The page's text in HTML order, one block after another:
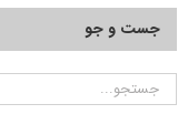
جست و جو
جستجو